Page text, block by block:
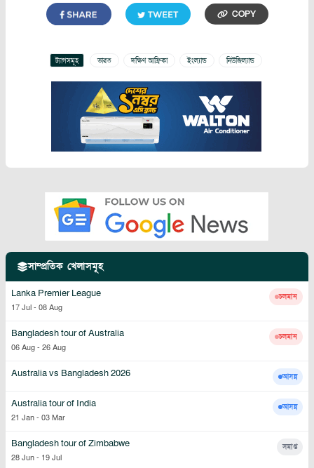
সাম্প্রতিক খেলাসমূহ
Lanka Premier League
17 Jul - 08 Aug
চলমান
Bangladesh tour of Australia
06 Aug - 26 Aug
চলমান
Australia vs Bangladesh 2026 আসন্ন
Australia tour of India
21 Jan - 03 Mar
আসন্ন
Bangladesh tour of Zimbabwe
28 Jun - 19 Jul
সমাপ্ত
COPY
ট্যাগসমূহ ভারত দক্ষিণ আফ্রিকা ইংল্যান্ড নিউজিল্যান্ড